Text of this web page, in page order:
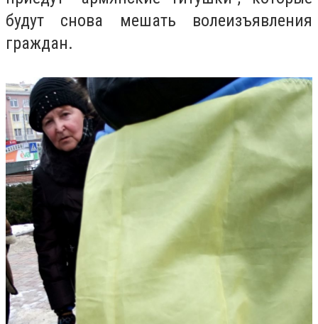
будут снова мешать волеизъявления
граждан.